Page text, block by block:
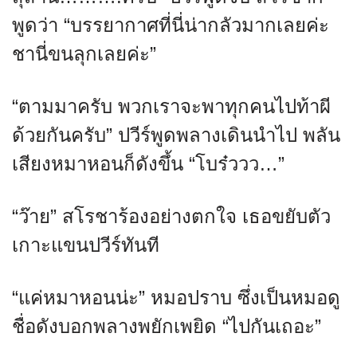
พูดว่า “บรรยากาศที่นี่น่ากลัวมากเลยค่ะ
ชานี่ขนลุกเลยค่ะ”
“ตามมาครับ พวกเราจะพาทุกคนไปท้าผี
ด้วยกันครับ” ปวีร์พูดพลางเดินนำไป พลัน
เสียงหมาหอนก็ดังขึ้น “โบร๋ววว…”
“ว๊าย” สโรชาร้องอย่างตกใจ เธอขยับตัว
เกาะแขนปวีร์ทันที
“แค่หมาหอนน่ะ” หมอปราบ ซึ่งเป็นหมอดู
ชื่อดังบอกพลางพยักเพยิด “ไปกันเถอะ”